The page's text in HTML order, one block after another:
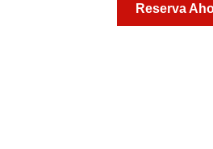
Reserva